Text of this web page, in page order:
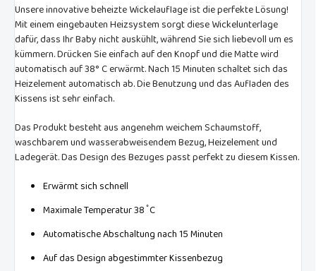
Unsere innovative beheizte Wickelauflage ist die perfekte Lösung!
Mit einem eingebauten Heizsystem sorgt diese Wickelunterlage
dafür, dass Ihr Baby nicht auskühlt, während Sie sich liebevoll um es
kümmern. Drücken Sie einfach auf den Knopf und die Matte wird
automatisch auf 38° C erwärmt. Nach 15 Minuten schaltet sich das
Heizelement automatisch ab. Die Benutzung und das Aufladen des
Kissens ist sehr einfach.
Das Produkt besteht aus angenehm weichem Schaumstoff,
waschbarem und wasserabweisendem Bezug, Heizelement und
Ladegerät. Das Design des Bezuges passt perfekt zu diesem Kissen.
Erwärmt sich schnell
Maximale Temperatur 38 ̊ C
Automatische Abschaltung nach 15 Minuten
Auf das Design abgestimmter Kissenbezug